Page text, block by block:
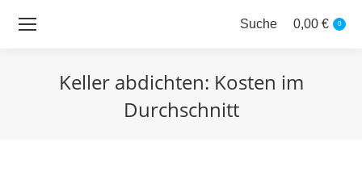
Search:
Suche 0,00 € 0
Keller abdichten: Kosten im
Durchschnitt